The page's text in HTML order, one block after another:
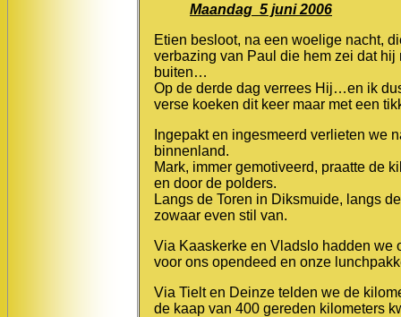
Maandag 5 juni 2006
Etien besloot, na een woelige nacht,
verbazing van Paul die hem zei dat
buiten…
Op de derde dag verrees Hij…en ik
verse koeken dit keer maar met een
Ingepakt en ingesmeerd verlieten we
binnenland.
Mark, immer gemotiveerd, praatte de
en door de polders.
Langs de Toren in Diksmuide, langs
zowaar even stil van.
Via Kaaskerke en Vladslo hadden we
voor ons opendeed en onze
Via Tielt en Deinze telden we de
de kaap van 400 gereden kilometers